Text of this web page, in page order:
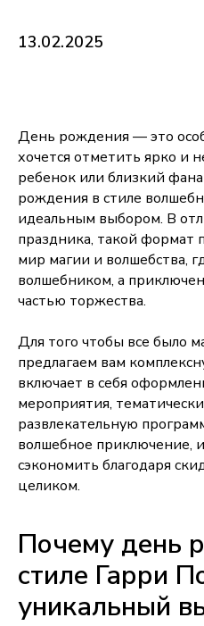
13.02.2025
День рождения — это
хочется отметить ярко и
ребенок или близкий
рождения в стиле
идеальным выбором. В
праздника, такой формат
мир магии и волшебства,
волшебником, а
частью торжества.
Для того чтобы все было
предлагаем вам
включает в себя
мероприятия,
развлекательную
волшебное приключение,
сэкономить благодаря
целиком.
Почему день
стиле Гарри
уникальный